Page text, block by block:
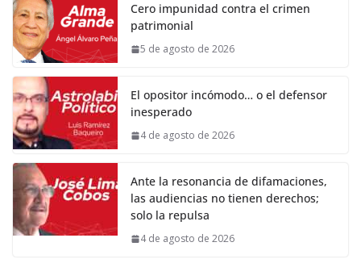
Cero impunidad contra el crimen
patrimonial
5 de agosto de 2026
El opositor incómodo… o el defensor
inesperado
4 de agosto de 2026
Ante la resonancia de difamaciones,
las audiencias no tienen derechos;
solo la repulsa
4 de agosto de 2026